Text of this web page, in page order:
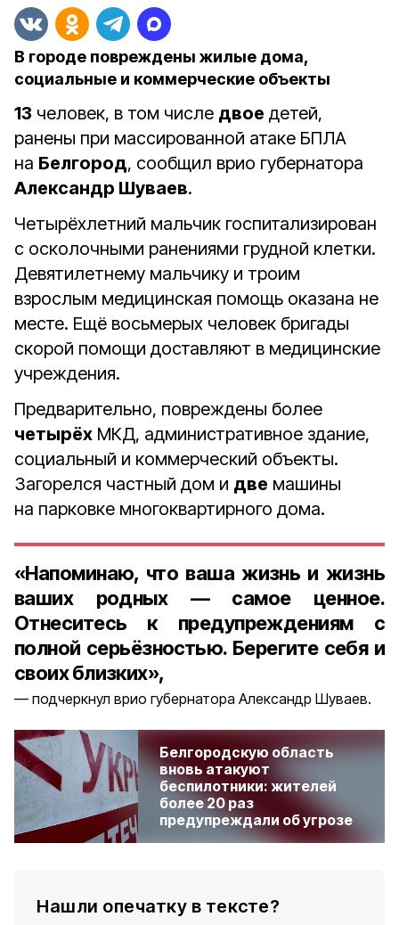
В городе повреждены жилые дома,
социальные и коммерческие объекты
13 человек, в том числе двое детей,
ранены при массированной атаке БПЛА
на Белгород, сообщил врио губернатора
Александр Шуваев.
Четырёхлетний мальчик госпитализирован
с осколочными ранениями грудной клетки.
Девятилетнему мальчику и троим
взрослым медицинская помощь оказана не
месте. Ещё восьмерых человек бригады
скорой помощи доставляют в медицинские
учреждения.
Предварительно, повреждены более
четырёх МКД, административное здание,
социальный и коммерческий объекты.
Загорелся частный дом и две машины
на парковке многоквартирного дома.
«Напоминаю, что ваша жизнь и жизнь
ваших родных — самое ценное.
Отнеситесь к предупреждениям с
полной серьёзностью. Берегите себя и
своих близких»,
подчеркнул врио губернатора Александр Шуваев.
Белгородскую область
вновь атакуют
беспилотники: жителей
более 20 раз
предупреждали об угрозе
Нашли опечатку в тексте?